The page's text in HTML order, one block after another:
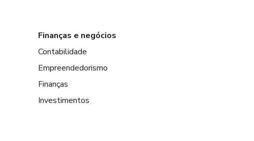
Finanças e negócios
Contabilidade
Empreendedorismo
Finanças
Investimentos